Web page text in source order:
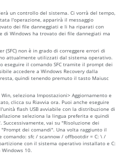
un controllo del sistema. Ci vorrà del tempo,
l'operazione, apparirà il messaggio
dei file danneggiati e li ha riparati con
di Windows ha trovato dei file dannegiati ma
(SFC) non è in grado di correggere errori di
attualmente utilizzati dal sistema operativo.
eseguire il comando SFC tramite il prompt dei
accedere a Windows Recovery dalla
quindi tenendo premuto il tasto Maiusc
seleziona Impostazioni> Aggiornamento e
clicca su Riavvia ora. Puoi anche eseguire
flash USB avviabile con la distribuzione di
seleziona la lingua preferita e quindi
vai su "Risoluzione dei
dei comandi". Una volta raggiunto il
sfc / scannow / offbootdir = C: \ /
con il sistema operativo installato e C:
10.